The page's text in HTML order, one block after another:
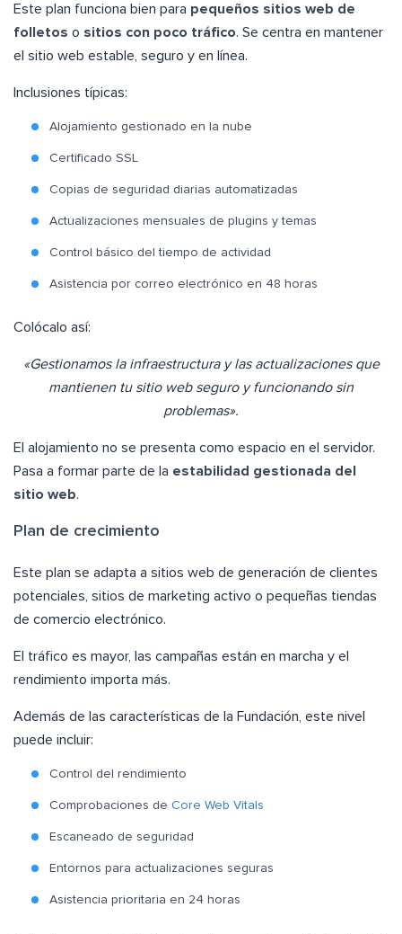
Este plan funciona bien para pequeños sitios web de
folletos o sitios con poco tráfico. Se centra en mantener
el sitio web estable, seguro y en línea.
Inclusiones típicas:
Alojamiento gestionado en la nube
Certificado SSL
Copias de seguridad diarias automatizadas
Actualizaciones mensuales de plugins y temas
Control básico del tiempo de actividad
Asistencia por correo electrónico en 48 horas
Colócalo así:
«Gestionamos la infraestructura y las actualizaciones que
mantienen tu sitio web seguro y funcionando sin
problemas».
El alojamiento no se presenta como espacio en el servidor.
Pasa a formar parte de la estabilidad gestionada del
sitio web.
Plan de crecimiento
Este plan se adapta a sitios web de generación de clientes
potenciales, sitios de marketing activo o pequeñas tiendas
de comercio electrónico.
El tráfico es mayor, las campañas están en marcha y el
rendimiento importa más.
Además de las características de la Fundación, este nivel
puede incluir:
Control del rendimiento
Comprobaciones de Core Web Vitals
Escaneado de seguridad
Entornos para actualizaciones seguras
Asistencia prioritaria en 24 horas